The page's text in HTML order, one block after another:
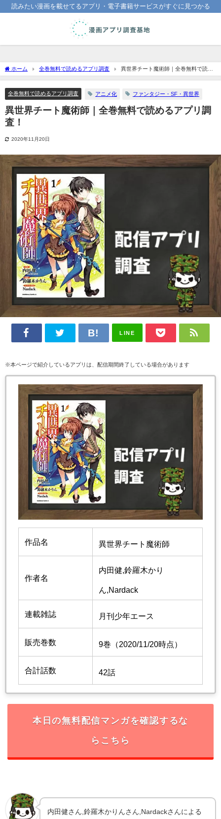
読みたい漫画を載せてるアプリ・電子書籍サービスがすぐに見つかる
ホーム 全巻無料で読めるアプリ調査
異世界チート魔術師｜全巻無料で読め
るアプリ調査！
全巻無料で読めるアプリ調査 アニメ化 ファンタジー・SF・異世界
異世界チート魔術師｜全巻無料で読めるアプリ調
査！
2020年11月20日
LINE
※本ページで紹介しているアプリは、配信期間終了している場合があります
作品名 異世界チート魔術師
作者名
内田健,鈴羅木かり
ん,Nardack
連載雑誌 月刊少年エース
販売巻数 9巻（2020/11/20時点）
合計話数 42話
本日の無料配信マンガを確認するな
らこちら
内田健さん,鈴羅木かりんさん, Nardackさんによる